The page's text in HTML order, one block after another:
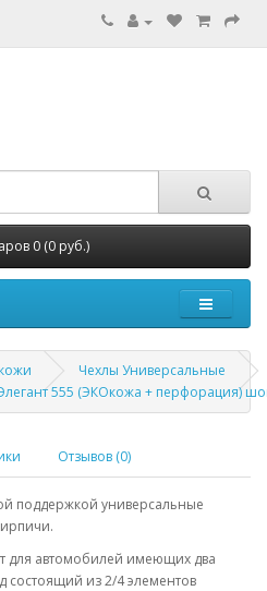
0 (0 руб.)
Чехлы Универсальные
555 (ЭКОкожа + перфорация)
Отзывов (0)
поддержкой универсальные
для автомобилей имеющих два
состоящий из 2/4 элементов